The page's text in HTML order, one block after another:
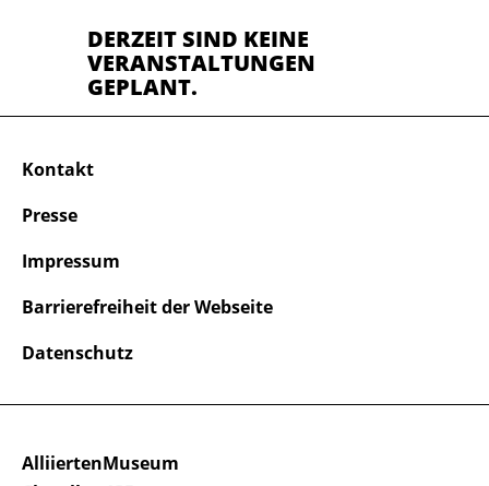
DERZEIT SIND KEINE
VERANSTALTUNGEN
GEPLANT.
AlliiertenMuseum
Kontakt
Presse
Impressum
Barrierefreiheit der Webseite
Datenschutz